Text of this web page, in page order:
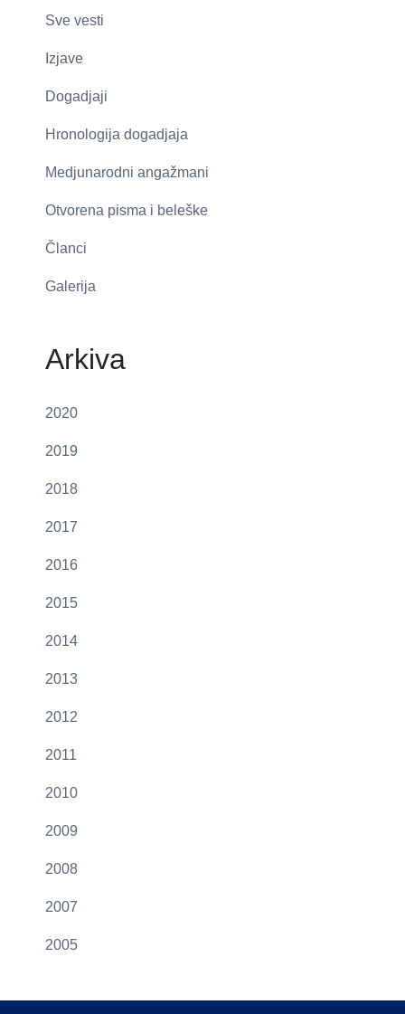
Sve vesti
Izjave
Dogadjaji
Hronologija dogadjaja
Medjunarodni angažmani
Otvorena pisma i beleške
Članci
Galerija
Arkiva
2020
2019
2018
2017
2016
2015
2014
2013
2012
2011
2010
2009
2008
2007
2005